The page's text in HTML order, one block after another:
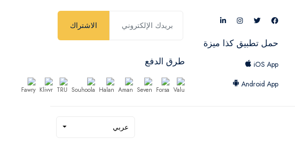
حمل تطبيق كذا ميزة
iOS App
Android App
الاشتراك
طرق الدفع
عربي